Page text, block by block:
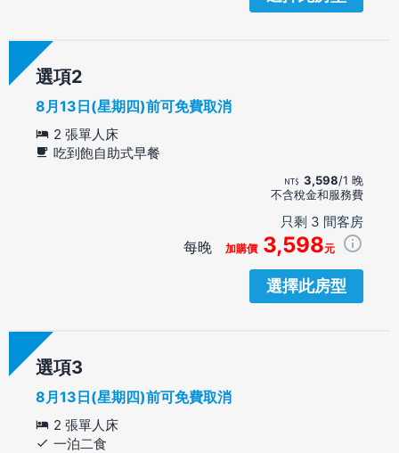
選項
8月13日(星期四)前可免費取消
2 張單人床
吃到飽自助式早餐
3,598/1 晚
不含稅金和服務費
只剩 3 間客房
每晚 加購價 3,598元
選擇此房型
選項
8月13日(星期四)前可免費取消
2 張單人床
一泊二食